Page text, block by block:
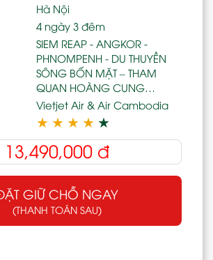
Hà Nội
4 ngày 3 đêm
SIEM REAP - ANGKOR -
PHNOMPENH - DU THUYỀN
SÔNG BỐN MẶT – THAM
QUAN HOÀNG CUNG…
Vietjet Air & Air Cambodia
★ ★ ★ ★ ★
13,490,000 đ
GIỮ CHỖ NGAY
(THANH TOÁN SAU)